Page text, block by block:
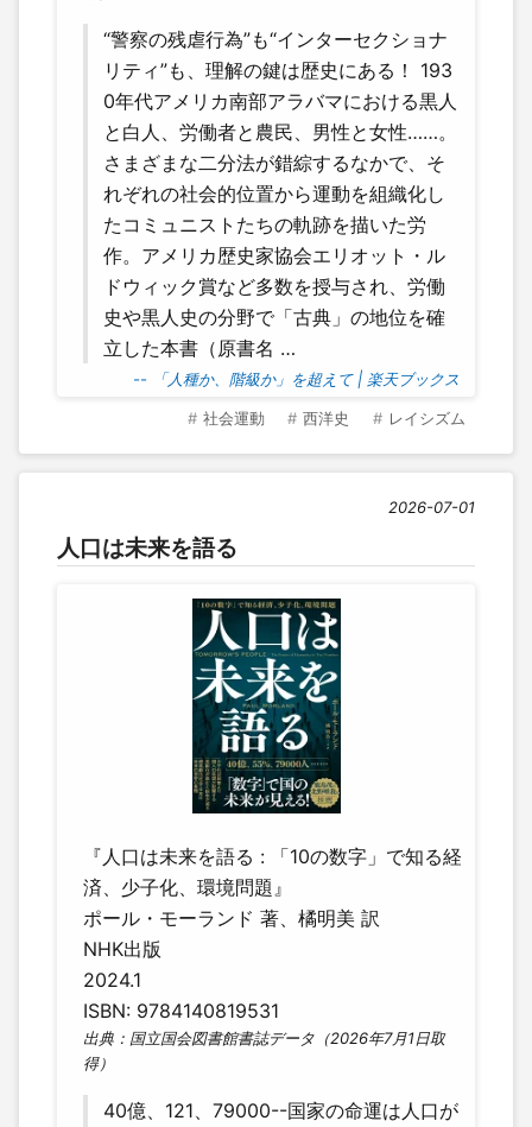
“警察の残虐行為”も“インターセクショナ
リティ”も、理解の鍵は歴史にある！ 193
0年代アメリカ南部アラバマにおける黒人
と白人、労働者と農民、男性と女性……。
さまざまな二分法が錯綜するなかで、そ
れぞれの社会的位置から運動を組織化し
たコミュニストたちの軌跡を描いた労
作。アメリカ歴史家協会エリオット・ル
ドウィック賞など多数を授与され、労働
史や黒人史の分野で「古典」の地位を確
立した本書（原書名 …
-- 「人種か、階級か」を超えて | 楽天ブックス
社会運動 西洋史 レイシズム
2026-07-01
人口は未来を語る
『人口は未来を語る : 「10の数字」で知る経
済、少子化、環境問題』
ポール・モーランド 著、橘明美 訳
NHK出版
2024.1
ISBN: 9784140819531
出典：国立国会図書館書誌データ（2026年7月1日取
得）
40億、121、79000--国家の命運は人口が